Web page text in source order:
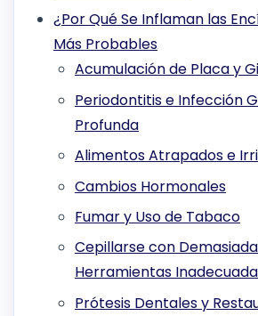
¿Por Qué Se Inflaman las
Más Probables
Acumulación de Placa y
Periodontitis e Infección
Profunda
Alimentos Atrapados e
Cambios Hormonales
Fumar y Uso de Tabaco
Cepillarse con
Herramientas
Prótesis Dentales y